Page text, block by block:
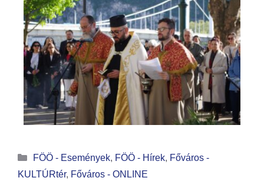
FÖÖ - Események, FÖÖ - Hírek, Főváros -
KULTÚRtér, Főváros - ONLINE